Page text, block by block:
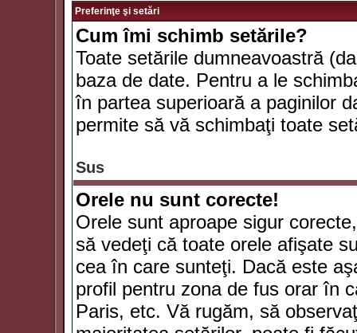
Preferinţe şi setări
Cum îmi schimb setările?
Toate setările dumneavoastră
baza de date. Pentru a le
în partea superioară a paginilor
permite să vă schimbaţi toate
Sus
Orele nu sunt corecte!
Orele sunt aproape sigur
să vedeţi că toate orele afişate
cea în care sunteţi. Dacă este
profil pentru zona de fus orar în
Paris, etc. Vă rugăm, să